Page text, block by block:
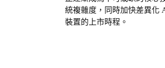
統複雜度，同時加快差異化
裝置的上市時程。